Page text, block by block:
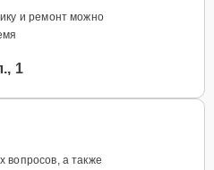
и ремонт можно
1
вопросов, а также